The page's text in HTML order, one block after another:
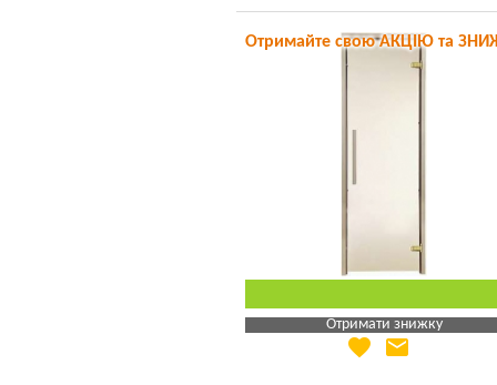
Отримайте свою АКЦІЮ та
Отримати знижку
Яка Ваша ціна
favorite email